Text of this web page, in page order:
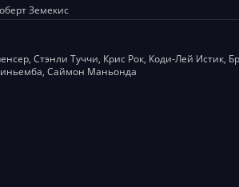
Земекис
Стэнли Туччи, Крис Рок, Коди-Лей Истик,
Саймон Маньонда